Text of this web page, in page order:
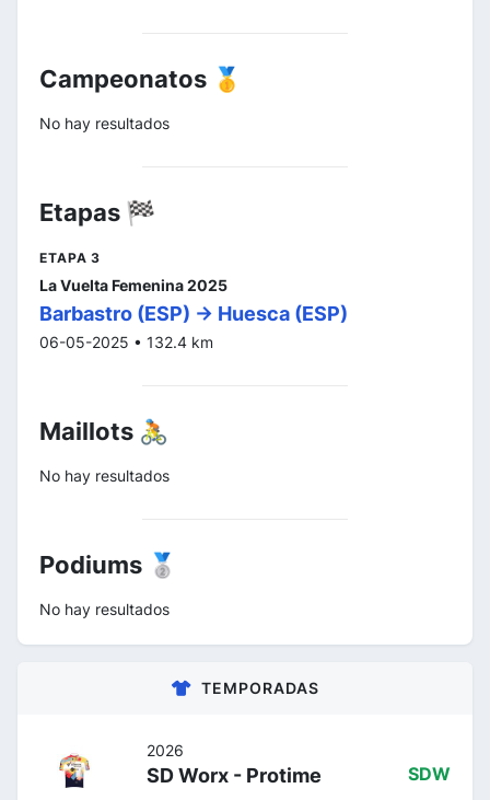
Campeonatos 🥇
No hay resultados
Etapas 🏁
ETAPA 3
La Vuelta Femenina 2025
Barbastro (ESP) -> Huesca (ESP)
06-05-2025 • 132.4 km
Maillots 🚴
No hay resultados
Podiums 🥈
No hay resultados
TEMPORADAS
2026
SD Worx - Protime SDW